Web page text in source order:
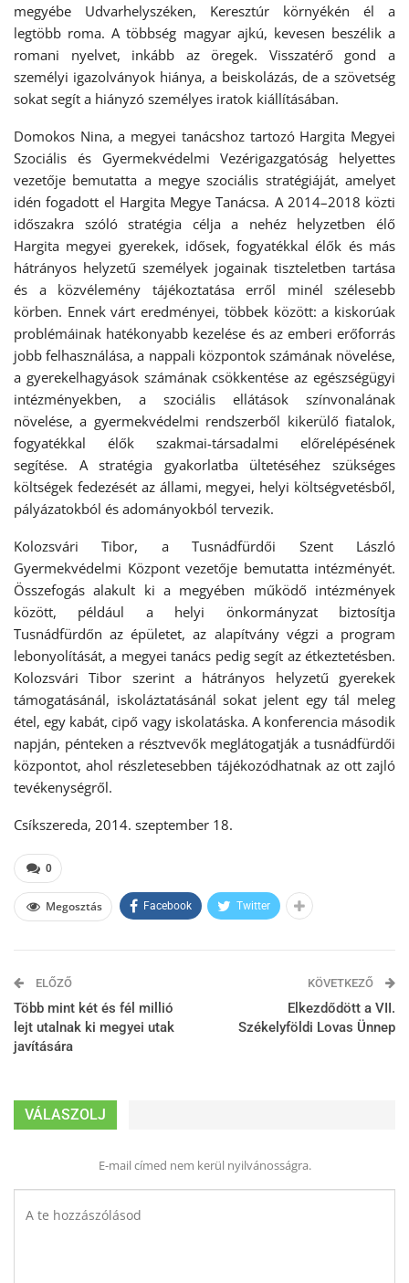
megyébe Udvarhelyszéken, Keresztúr környékén él a
legtöbb roma. A többség magyar ajkú, kevesen beszélik a
romani nyelvet, inkább az öregek. Visszatérő gond a
személyi igazolványok hiánya, a beiskolázás, de a szövetség
sokat segít a hiányzó személyes iratok kiállításában.
Domokos Nina, a megyei tanácshoz tartozó Hargita Megyei
Szociális és Gyermekvédelmi Vezérigazgatóság helyettes
vezetője bemutatta a megye szociális stratégiáját, amelyet
idén fogadott el Hargita Megye Tanácsa. A 2014–2018 közti
időszakra szóló stratégia célja a nehéz helyzetben élő
Hargita megyei gyerekek, idősek, fogyatékkal élők és más
hátrányos helyzetű személyek jogainak tiszteletben tartása
és a közvélemény tájékoztatása erről minél szélesebb
körben. Ennek várt eredményei, többek között: a kiskorúak
problémáinak hatékonyabb kezelése és az emberi erőforrás
jobb felhasználása, a nappali központok számának növelése,
a gyerekelhagyások számának csökkentése az egészségügyi
intézményekben, a szociális ellátások színvonalának
növelése, a gyermekvédelmi rendszerből kikerülő fiatalok,
fogyatékkal élők szakmai-társadalmi előrelépésének
segítése. A stratégia gyakorlatba ültetéséhez szükséges
költségek fedezését az állami, megyei, helyi költségvetésből,
pályázatokból és adományokból tervezik.
Kolozsvári Tibor, a Tusnádfürdői Szent László
Gyermekvédelmi Központ vezetője bemutatta intézményét.
Összefogás alakult ki a megyében működő intézmények
között, például a helyi önkormányzat biztosítja
Tusnádfürdőn az épületet, az alapítvány végzi a program
lebonyolítását, a megyei tanács pedig segít az étkeztetésben.
Kolozsvári Tibor szerint a hátrányos helyzetű gyerekek
támogatásánál, iskoláztatásánál sokat jelent egy tál meleg
étel, egy kabát, cipő vagy iskolatáska. A konferencia második
napján, pénteken a résztvevők meglátogatják a tusnádfürdői
központot, ahol részletesebben tájékozódhatnak az ott zajló
tevékenységről.
Csíkszereda, 2014. szeptember 18.
0
Megosztás Facebook Twitter
ELŐZŐ
Több mint két és fél millió
lejt utalnak ki megyei utak
javítására
KÖVETKEZŐ
Elkezdődött a VII.
Székelyföldi Lovas Ünnep
VÁLASZOLJ
E-mail címed nem kerül nyilvánosságra.